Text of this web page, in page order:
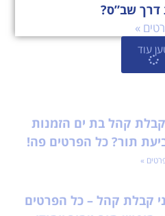
דרך שב”ס?
»
עוד
קהל בת ים הזמנות
תור? כל הפרטים פה!
»
קבלת קהל – כל הפרטים